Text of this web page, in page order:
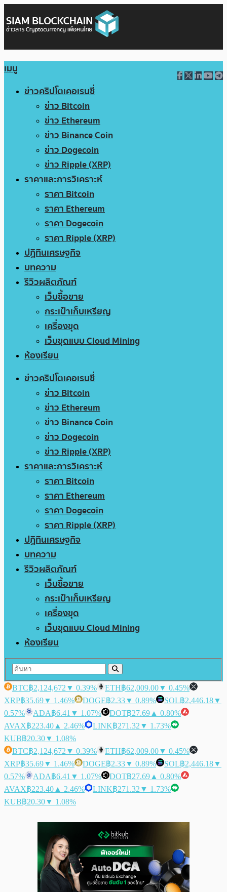
เมนู
ข่าวคริปโตเคอเรนซี่
ข่าว Bitcoin
ข่าว Ethereum
ข่าว Binance Coin
ข่าว Dogecoin
ข่าว Ripple (XRP)
ราคาและการวิเคราะห์
ราคา Bitcoin
ราคา Ethereum
ราคา Dogecoin
ราคา Ripple (XRP)
ปฏิทินเศรษฐกิจ
บทความ
รีวิวผลิตภัณฑ์
เว็บซื้อขาย
กระเป๋าเก็บเหรียญ
เครื่องขุด
เว็บขุดแบบ Cloud Mining
ห้องเรียน
ข่าวคริปโตเคอเรนซี่
ข่าว Bitcoin
ข่าว Ethereum
ข่าว Binance Coin
ข่าว Dogecoin
ข่าว Ripple (XRP)
ราคาและการวิเคราะห์
ราคา Bitcoin
ราคา Ethereum
ราคา Dogecoin
ราคา Ripple (XRP)
ปฏิทินเศรษฐกิจ
บทความ
รีวิวผลิตภัณฑ์
เว็บซื้อขาย
กระเป๋าเก็บเหรียญ
เครื่องขุด
เว็บขุดแบบ Cloud Mining
ห้องเรียน
BTC฿2,124,672 ▼ 0.39% ETH฿62,009.00▼ 0.45%
XRP฿35.69▼ 1.46% DOGE฿2.33▼ 0.89% SOL฿2,446.18▼
0.57%
ADA฿6.41 ▼ 1.07% DOT฿27.69 ▲ 0.80%
AVAX฿223.40 ▲ 2.46% LINK฿271.32 ▼ 1.73%
KUB฿20.30▼ 1.08%
BTC฿2,124,672 ▼ 0.39% ETH฿62,009.00▼ 0.45%
XRP฿35.69▼ 1.46% DOGE฿2.33▼ 0.89% SOL฿2,446.18▼
0.57%
ADA฿6.41 ▼ 1.07% DOT฿27.69 ▲ 0.80%
AVAX฿223.40 ▲ 2.46% LINK฿271.32 ▼ 1.73%
KUB฿20.30▼ 1.08%